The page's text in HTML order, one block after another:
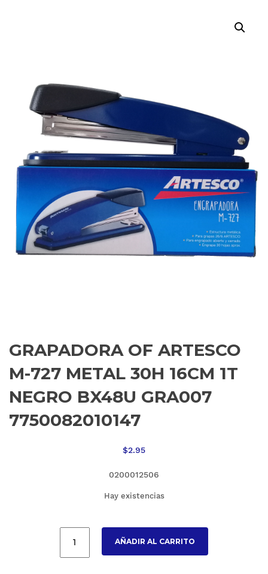
GRAPADORA OF ARTESCO
M-727 METAL 30H 16CM 1T
NEGRO BX48U GRA007
7750082010147
$2.95
0200012506
Hay existencias
AÑADIR AL CARRITO